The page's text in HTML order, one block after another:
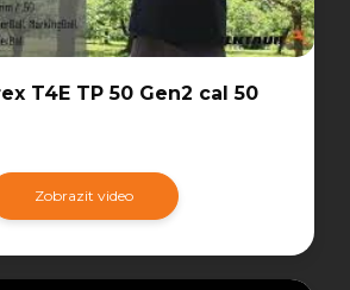
T4E TP 50 Gen2 cal 50
Zobrazit video